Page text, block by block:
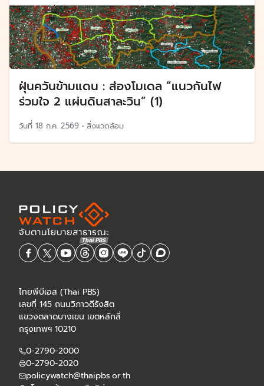
ฝุ่นควันข้ามแดน : ส่องโมเดล “แนวกันไฟ
ร่วมใจ 2 แผ่นดินสาละวิน” (1)
วันที่ 18 ก.ค. 2569 • สิ่งแวดล้อม
ไทยพีบีเอส (Thai PBS)
เลขที่ 145 ถนนวิภาวดีรังสิต
แขวงตลาดบางเขน เขตหลักสี่
กรุงเทพฯ 10210
0-2790-2000
0-2790-2020
policywatch@thaipbs.or.th